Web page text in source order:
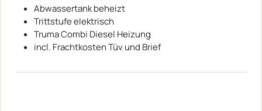
Abwassertank beheizt
Trittstufe elektrisch
Truma Combi Diesel Heizung
incl. Frachtkosten Tüv und Brief